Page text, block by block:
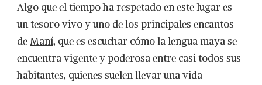
MÁGICO
RASGOS
ÚNICOS
Algo que el tiempo ha respetado en este lugar es
un tesoro vivo y uno de los principales encantos
deManí, que es escuchar cómo la lengua maya se
encuentra vigente y poderosa entre casi todos sus
habitantes, quienes suelen llevar una vida